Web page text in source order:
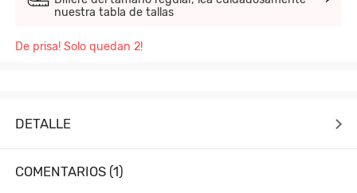
nuestra tabla de tallas
De prisa! Solo quedan 2!
DETALLE
COMENTARIOS (1)